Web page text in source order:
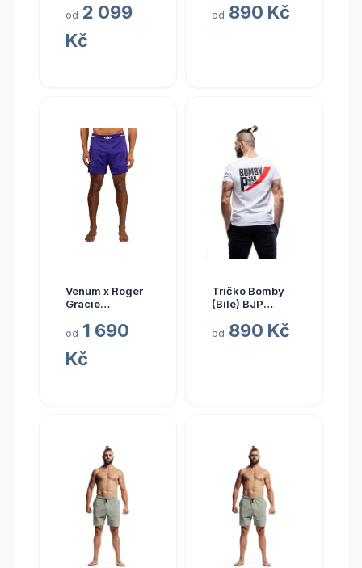
od 2 099
Kč
od 890 Kč
Venum x Roger
Gracie
Fightshorts -
XS
od 1 690
Kč
Tričko Bomby
(Bílé) BJP
od 890 Kč